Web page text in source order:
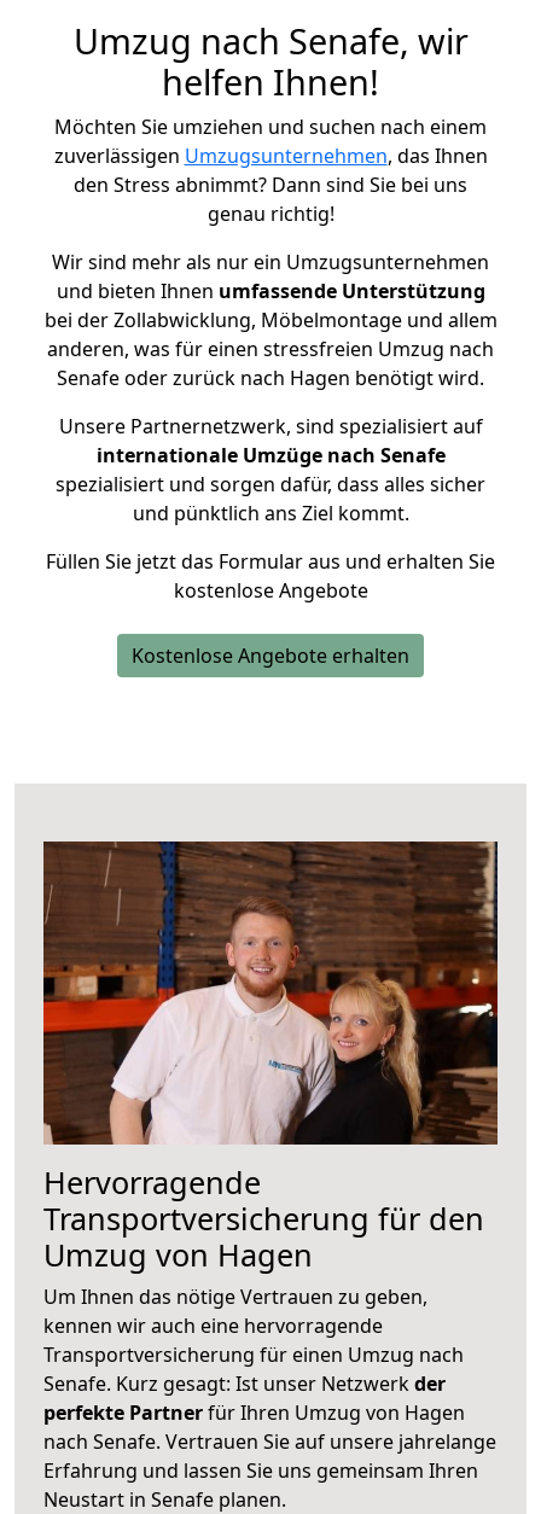
Umzug nach Senafe, wir
helfen Ihnen!
Möchten Sie umziehen und suchen nach einem
zuverlässigen Umzugsunternehmen, das Ihnen
den Stress abnimmt? Dann sind Sie bei uns
genau richtig!
Wir sind mehr als nur ein Umzugsunternehmen
und bieten Ihnen umfassende Unterstützung
bei der Zollabwicklung, Möbelmontage und allem
anderen, was für einen stressfreien Umzug nach
Senafe oder zurück nach Hagen benötigt wird.
Unsere Partnernetzwerk, sind spezialisiert auf
internationale Umzüge nach Senafe
spezialisiert und sorgen dafür, dass alles sicher
und pünktlich ans Ziel kommt.
Füllen Sie jetzt das Formular aus und erhalten Sie
kostenlose Angebote
Kostenlose Angebote erhalten
Hervorragende
Transportversicherung für den
Umzug von Hagen
Um Ihnen das nötige Vertrauen zu geben,
kennen wir auch eine hervorragende
Transportversicherung für einen Umzug nach
Senafe. Kurz gesagt: Ist unser Netzwerkder
perfekte Partnerfür Ihren Umzug von Hagen
nach Senafe. Vertrauen Sie auf unsere jahrelange
Erfahrung und lassen Sie uns gemeinsam Ihren
Neustart in Senafe planen.